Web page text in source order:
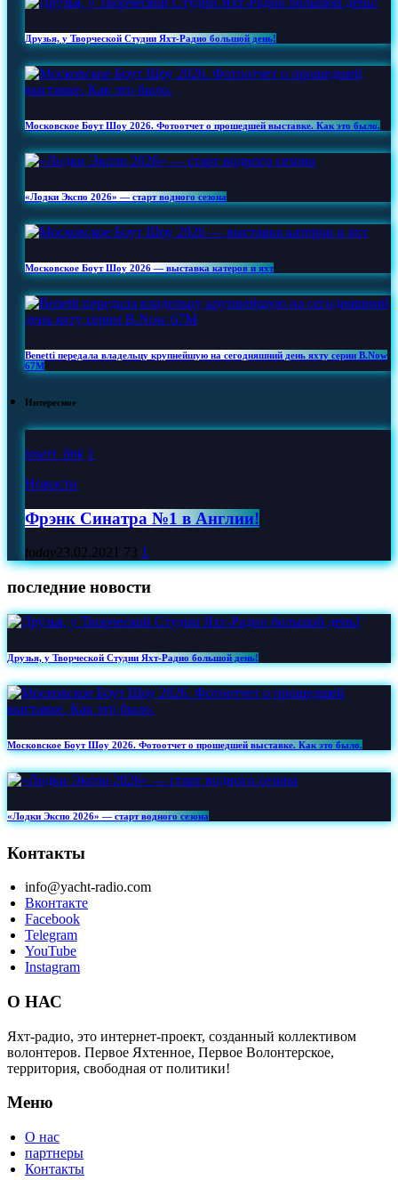
Друзья, у Творческой Студии Яхт‑Радио большой день!
Московское Боут Шоу 2026. Фотоотчет о прошедшей выставке. Как это было.
«Лодки Экспо 2026» — старт водного сезона
Московское Боут Шоу 2026 — выставка катеров и яхт
Benetti передала владельцу крупнейшую на сегодняшний день яхту серии B.Now
67M
Интересное
insert_link 1
Новости
Фрэнк Синатра №1 в Англии!
today23.02.2021 73 1
последние новости
Друзья, у Творческой Студии Яхт‑Радио большой день!
Московское Боут Шоу 2026. Фотоотчет о прошедшей выставке. Как это было.
«Лодки Экспо 2026» — старт водного сезона
Контакты
info@yacht-radio.com
Вконтакте
Facebook
Telegram
YouTube
Instagram
О НАС
Яхт-радио, это интернет-проект, созданный коллективом
волонтеров. Первое Яхтенное, Первое Волонтерское,
территория, свободная от политики!
Меню
О нас
партнеры
Контакты